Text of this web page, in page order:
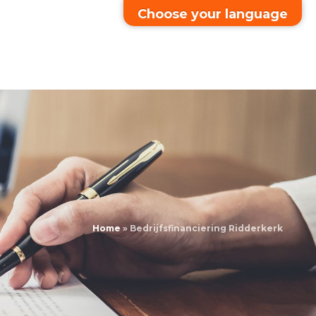
Home » Bedrijfsfinanciering Ridderkerk
Choose your language